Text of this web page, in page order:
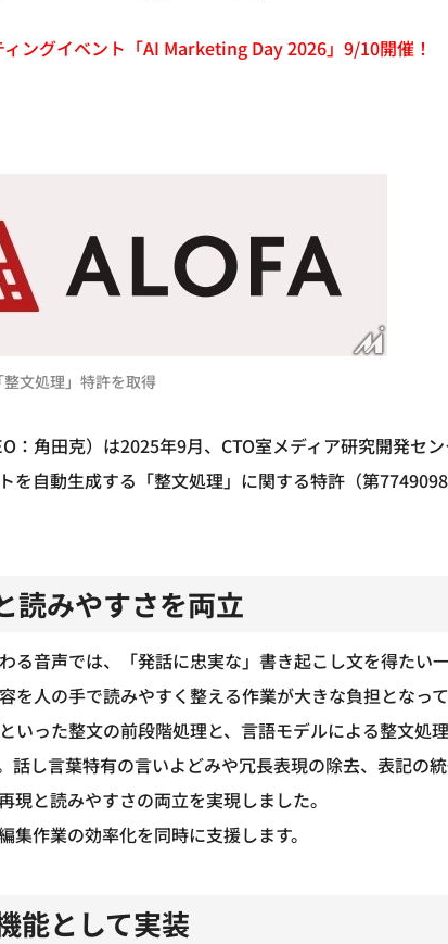
ングイベント「AI Marketing Day 2026」9/10開催！
文処理」特許を取得
：角田克）は2025年9月、CTO室メディア研究開発セ
を自動生成する「整文処理」に関する特許（第
読みやすさを両立
る音声では、「発話に忠実な」書き起こし文を得たい
を人の手で読みやすく整える作業が大きな負担となって
いった整文の前段階処理と、言語モデルによる整文処
話し言葉特有の言いよどみや冗長表現の除去、表記の
と読みやすさの両立を実現しました。
作業の効率化を同時に支援します。
能として実装